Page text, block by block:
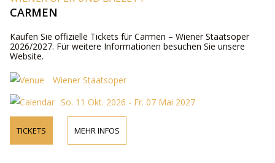
CARMEN
Kaufen Sie offizielle Tickets für Carmen – Wiener Staatsoper
2026/2027. Für weitere Informationen besuchen Sie unsere
Website.
Wiener Staatsoper
So. 11 Okt. 2026 - Fr. 07 Mai 2027
TICKETS MEHR INFOS